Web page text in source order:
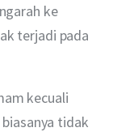
ke
terjadi pada
kecuali
tidak